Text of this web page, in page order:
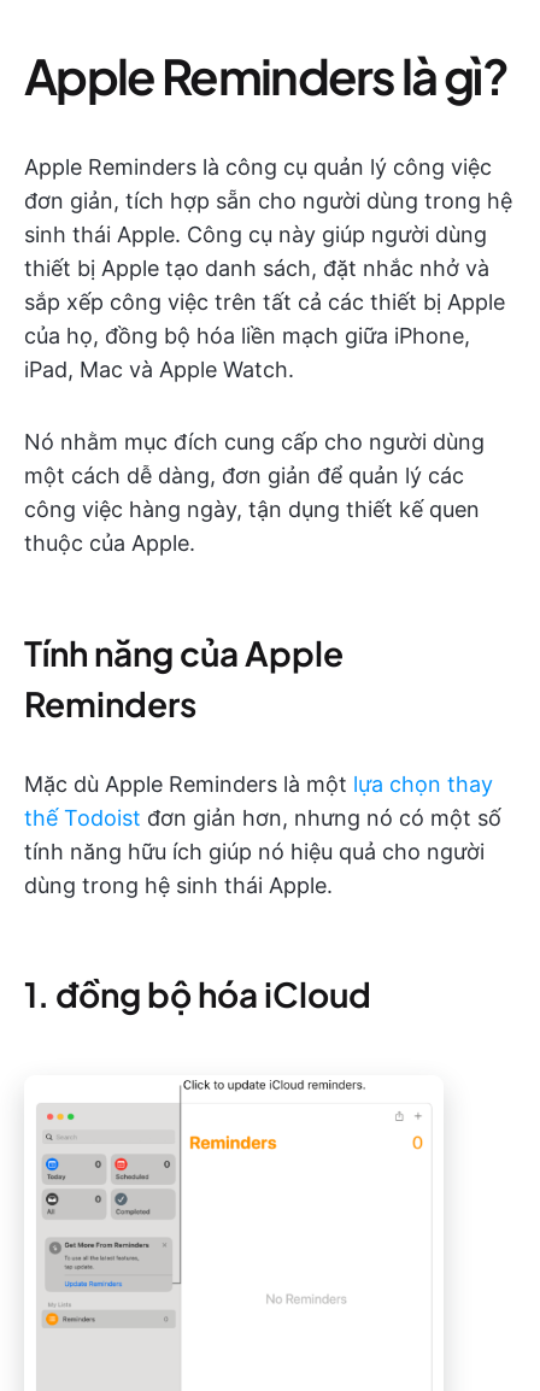
Apple Reminders là gì?
Apple Reminders là công cụ quản lý công việc
đơn giản, tích hợp sẵn cho người dùng trong hệ
sinh thái Apple. Công cụ này giúp người dùng
thiết bị Apple tạo danh sách, đặt nhắc nhở và
sắp xếp công việc trên tất cả các thiết bị Apple
của họ, đồng bộ hóa liền mạch giữa iPhone,
iPad, Mac và Apple Watch.
Nó nhằm mục đích cung cấp cho người dùng
một cách dễ dàng, đơn giản để quản lý các
công việc hàng ngày, tận dụng thiết kế quen
thuộc của Apple.
Tính năng của Apple
Reminders
Mặc dù Apple Reminders là một lựa chọn thay
thế Todoist đơn giản hơn, nhưng nó có một số
tính năng hữu ích giúp nó hiệu quả cho người
dùng trong hệ sinh thái Apple.
1. đồng bộ hóa iCloud